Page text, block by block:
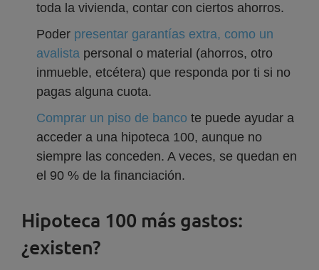
toda la vivienda, contar con ciertos ahorros.
Poder presentar garantías extra, como un
avalista personal o material (ahorros, otro
inmueble, etcétera) que responda por ti si no
pagas alguna cuota.
Comprar un piso de banco te puede ayudar a
acceder a una hipoteca 100, aunque no
siempre las conceden. A veces, se quedan en
el 90 % de la financiación.
Hipoteca 100 más gastos:
¿existen?